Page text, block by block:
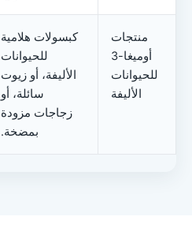
منتجات
أوميغا-3
للحيوانات
الأليفة
كبسولات هلامية
للحيوانات
الأليفة، أو زيوت
سائلة، أو
زجاجات مزودة
بمضخة.